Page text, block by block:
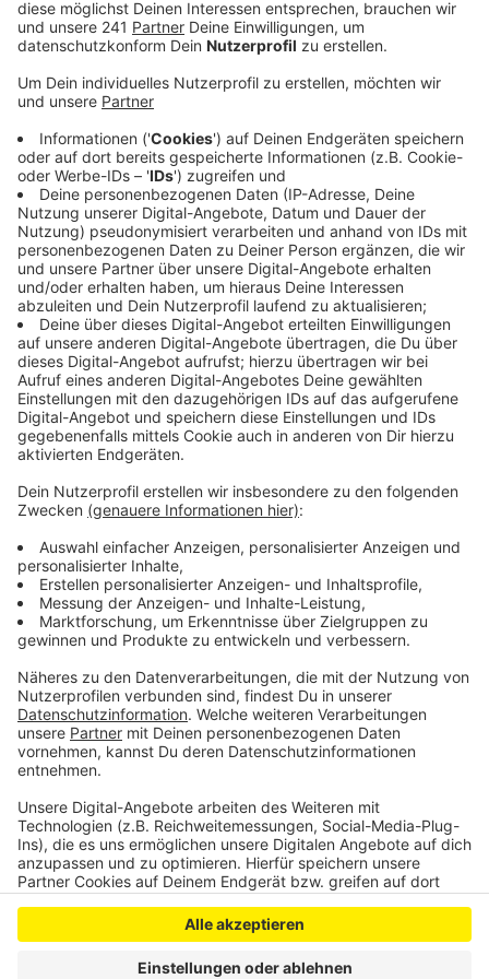
Anzeige
bei den Verkehrsunternehmen.
Veröffentlicht:Dienstag, 30.03.2021 05:45
Anzeige
Unter anderem deshalb plant der Nahverkehr Rheinland
im nächsten Jahr nicht mit neuen Angeboten auf der
Schiene. Was nicht bereits vertraglich in trockenen
Tüchern war, werde um mindestens ein Jahr
zurückgestellt. Da sind sich alle Verkehrsverbünde in
NRW einig. Wenn sich zum Jahresende also wieder der
Fahrplan ändert, werden Bahnkunden wenig neues
erwarten können. Nur die baustellenbedingten
Einschränkungen auf einigen Linien im Großraum Köln
werden im Dezember wegfallen. Da Bus und Bahn
mittelfristig aber eine Alternative zum Auto bleiben
Jahren aber Kapazitäten auf der Schiene ausbauen. Er
fordert entsprechende Gelder von Bund und Land
dafür.
DoS
Anzeige
Anzeige